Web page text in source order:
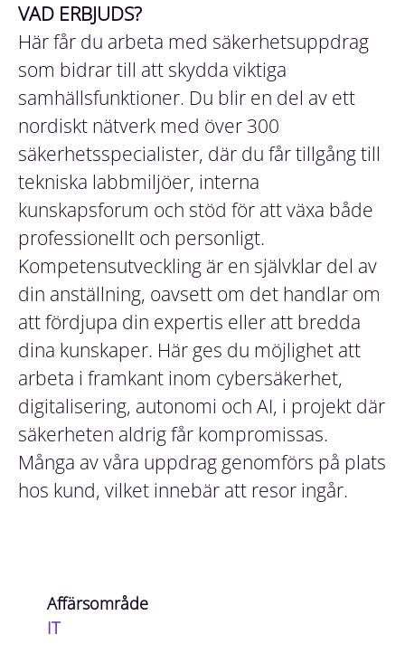
VAD ERBJUDS?
Här får du arbeta med säkerhetsuppdrag
som bidrar till att skydda viktiga
samhällsfunktioner. Du blir en del av ett
nordiskt nätverk med över 300
säkerhetsspecialister, där du får tillgång till
tekniska labbmiljöer, interna
kunskapsforum och stöd för att växa både
professionellt och personligt.
Kompetensutveckling är en självklar del av
din anställning, oavsett om det handlar om
att fördjupa din expertis eller att bredda
dina kunskaper. Här ges du möjlighet att
arbeta i framkant inom cybersäkerhet,
digitalisering, autonomi och AI, i projekt där
säkerheten aldrig får kompromissas.
Många av våra uppdrag genomförs på plats
hos kund, vilket innebär att resor ingår.
Affärsområde
IT